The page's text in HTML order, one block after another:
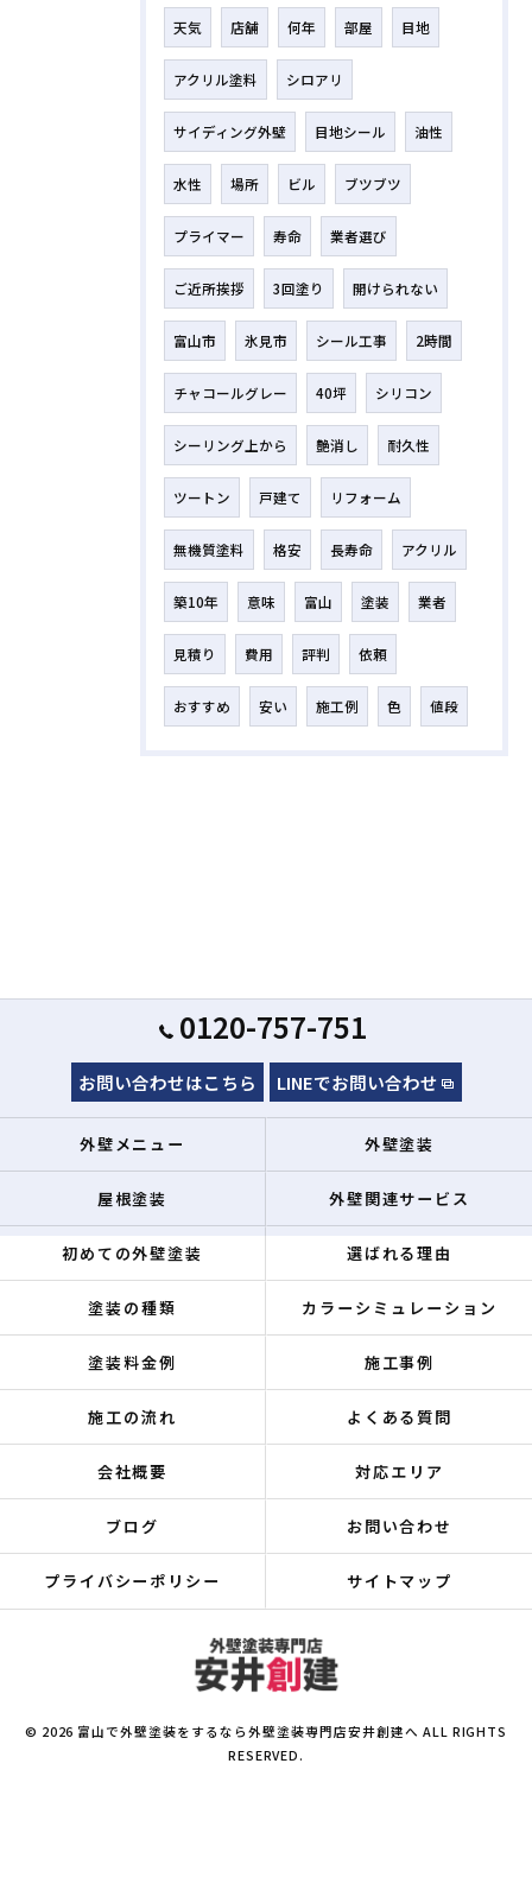
天気 店舗 何年 部屋 目地
アクリル塗料 シロアリ
サイディング外壁 目地シール 油性
水性 場所 ビル ブツブツ
プライマー 寿命 業者選び
ご近所挨拶 3回塗り 開けられない
富山市 氷見市 シール工事 2時間
チャコールグレー 40坪 シリコン
シーリング上から 艶消し 耐久性
ツートン 戸建て リフォーム
無機質塗料 格安 長寿命 アクリル
築10年 意味 富山 塗装 業者
見積り 費用 評判 依頼
おすすめ 安い 施工例 色 値段
0120-757-751
お問い合わせはこちら LINEでお問い合わせ
外壁メニュー 外壁塗装
屋根塗装 外壁関連サービス
初めての外壁塗装 選ばれる理由
塗装の種類 カラーシミュレーション
塗装料金例 施工事例
施工の流れ よくある質問
会社概要 対応エリア
ブログ お問い合わせ
プライバシーポリシー サイトマップ
© 2026 富山で外壁塗装をするなら外壁塗装専門店安井創建へ ALL RIGHTS
RESERVED.